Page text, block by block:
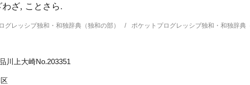
ざ, ことさら.
グレッシブ独和・和独辞典（独和の部） ポケットプログレッシブ独和・和独辞
川上大崎No.203351